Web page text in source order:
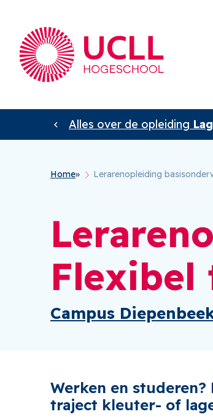
Alles over de opleiding
Home Lerarenopleiding
Flexibel
Campus
Werken en
traject kleuter- of